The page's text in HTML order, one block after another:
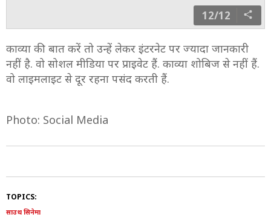
नहीं है. वो सोशल मीडिया पर प्राइवेट हैं. काव्या शोबिज से नहीं हैं.
वो लाइमलाइट से दूर रहना पसंद करती हैं.